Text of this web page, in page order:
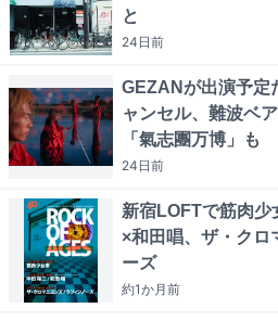
と
24日前
GEZANが出演予定
ャンセル、難波ベ
「氣志團万博」も
24日前
新宿LOFTで筋肉少
×和田唱、ザ・クロ
ーズ
約1か月前